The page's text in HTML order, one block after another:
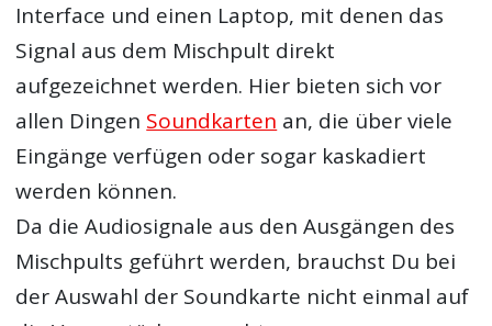
Interface und einen Laptop, mit denen das
Signal aus dem Mischpult direkt
aufgezeichnet werden. Hier bieten sich vor
allen Dingen Soundkarten an, die über viele
Eingänge verfügen oder sogar kaskadiert
werden können.
Da die Audiosignale aus den Ausgängen des
Mischpults geführt werden, brauchst Du bei
der Auswahl der Soundkarte nicht einmal auf